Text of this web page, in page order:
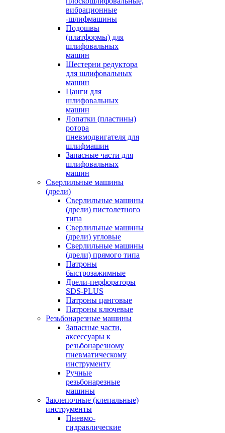
вибрационные
-шлифмашины
Подошвы
(платформы) для
шлифовальных
машин
Шестерни редуктора
для шлифовальных
машин
Цанги для
шлифовальных
машин
Лопатки (пластины)
ротора
пневмодвигателя для
шлифмашин
Запасные части для
шлифовальных
машин
Сверлильные машины
(дрели)
Сверлильные машины
(дрели) пистолетного
типа
Сверлильные машины
(дрели) угловые
Сверлильные машины
(дрели) прямого типа
Патроны
быстрозажимные
Дрели-перфораторы
SDS-PLUS
Патроны цанговые
Патроны ключевые
Резьбонарезные машины
Запасные части,
аксессуары к
резьбонарезному
пневматическому
инструменту
Ручные
резьбонарезные
машины
Заклепочные (клепальные)
инструменты
Пневмо-
гидравлические